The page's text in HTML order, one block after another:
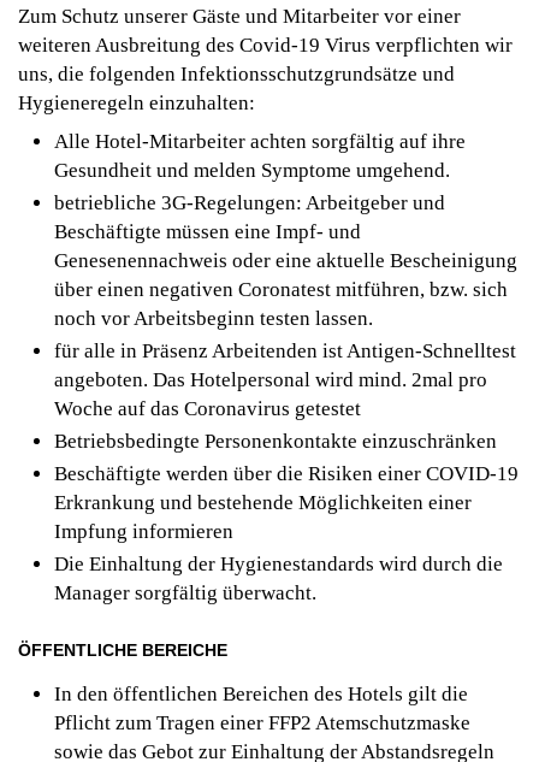
Zum Schutz unserer Gäste und Mitarbeiter vor einer
weiteren Ausbreitung des Covid-19 Virus verpflichten wir
uns, die folgenden Infektionsschutzgrundsätze und
Hygieneregeln einzuhalten:
Alle Hotel-Mitarbeiter achten sorgfältig auf ihre
Gesundheit und melden Symptome umgehend.
betriebliche 3G-Regelungen: Arbeitgeber und
Beschäftigte müssen eine Impf- und
Genesenennachweis oder eine aktuelle Bescheinigung
über einen negativen Coronatest mitführen, bzw. sich
noch vor Arbeitsbeginn testen lassen.
für alle in Präsenz Arbeitenden ist Antigen-Schnelltest
angeboten. Das Hotelpersonal wird mind. 2mal pro
Woche auf das Coronavirus getestet
Betriebsbedingte Personenkontakte einzuschränken
Beschäftigte werden über die Risiken einer COVID-19
Erkrankung und bestehende Möglichkeiten einer
Impfung informieren
Die Einhaltung der Hygienestandards wird durch die
Manager sorgfältig überwacht.
ÖFFENTLICHE BEREICHE
In den öffentlichen Bereichen des Hotels gilt die
Pflicht zum Tragen einer FFP2 Atemschutzmaske
sowie das Gebot zur Einhaltung der Abstandsregeln